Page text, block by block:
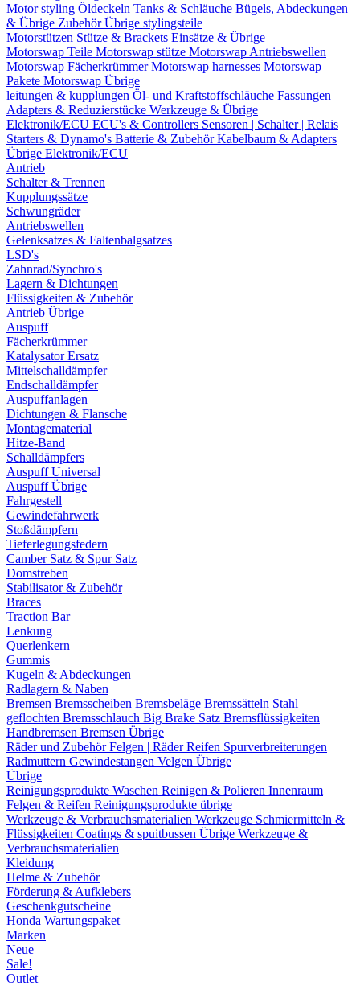
Motor styling Öldeckeln Tanks & Schläuche Bügels, Abdeckungen
& Übrige ZubehörÜbrige stylingsteile
Motorstützen Stütze & Brackets Einsätze & Übrige
Motorswap Teile Motorswap stütze Motorswap Antriebswellen
Motorswap FächerkrümmerMotorswap harnesses Motorswap
Pakete Motorswap Übrige
leitungen & kupplungen Öl- und Kraftstoffschläuche Fassungen
Adapters & Reduzierstücke Werkzeuge & Übrige
Elektronik/ECU ECU's & Controllers Sensoren | Schalter | Relais
Starters & Dynamo's Batterie & ZubehörKabelbaum & Adapters
Übrige Elektronik/ECU
Antrieb
Schalter & Trennen
Kupplungssätze
Schwungräder
Antriebswellen
Gelenksatzes & Faltenbalgsatzes
LSD's
Zahnrad/Synchro's
Lagern & Dichtungen
Flüssigkeiten & Zubehör
Antrieb Übrige
Auspuff
Fächerkrümmer
Katalysator Ersatz
Mittelschalldämpfer
Endschalldämpfer
Auspuffanlagen
Dichtungen & Flansche
Montagematerial
Hitze-Band
Schalldämpfers
Auspuff Universal
Auspuff Übrige
Fahrgestell
Gewindefahrwerk
Stoßdämpfern
Tieferlegungsfedern
Camber Satz & Spur Satz
Domstreben
Stabilisator & Zubehör
Braces
Traction Bar
Lenkung
Querlenkern
Gummis
Kugeln & Abdeckungen
Radlagern & Naben
Bremsen Bremsscheiben Bremsbeläge Bremssätteln Stahl
geflochten Bremsschlauch Big Brake Satz Bremsflüssigkeiten
Handbremsen Bremsen Übrige
Räder und ZubehörFelgen | RäderReifen Spurverbreiterungen
Radmuttern Gewindestangen Velgen Übrige
Übrige
Reinigungsprodukte Waschen Reinigen & Polieren Innenraum
Felgen & Reifen Reinigungsprodukte übrige
Werkzeuge & Verbrauchsmaterialien Werkzeuge Schmiermitteln &
Flüssigkeiten Coatings & spuitbussen Übrige Werkzeuge &
Verbrauchsmaterialien
Kleidung
Helme & Zubehör
Förderung & Aufklebers
Geschenkgutscheine
Honda Wartungspaket
Marken
Neue
Sale!
Outlet